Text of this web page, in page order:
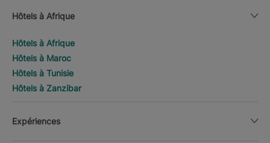
Hôtels à Afrique
Hôtels à Afrique
Hôtels à Maroc
Hôtels à Tunisie
Hôtels à Zanzibar
Expériences